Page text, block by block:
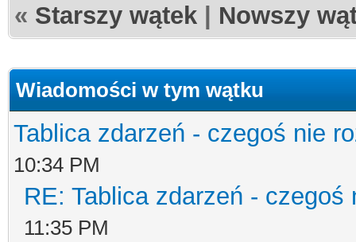
« Starszy wątek Nowszy
Wiadomości w tym wątku
Tablica zdarzeń - czegoś nie
10:34 PM
RE: Tablica zdarzeń - czegoś
11:35 PM